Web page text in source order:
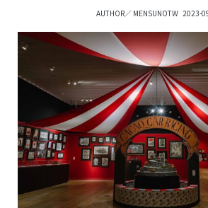
AUTHOR／ MENSUNOTW 2023-